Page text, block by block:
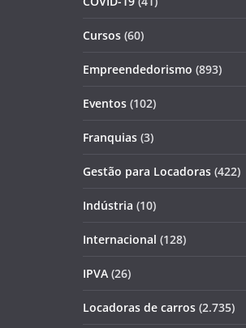
Cursos (60)
Empreendedorismo (893)
Eventos (102)
Franquias (3)
Gestão para Locadoras (422)
Indústria (10)
Internacional (128)
IPVA (26)
Locadoras de carros (2.735)